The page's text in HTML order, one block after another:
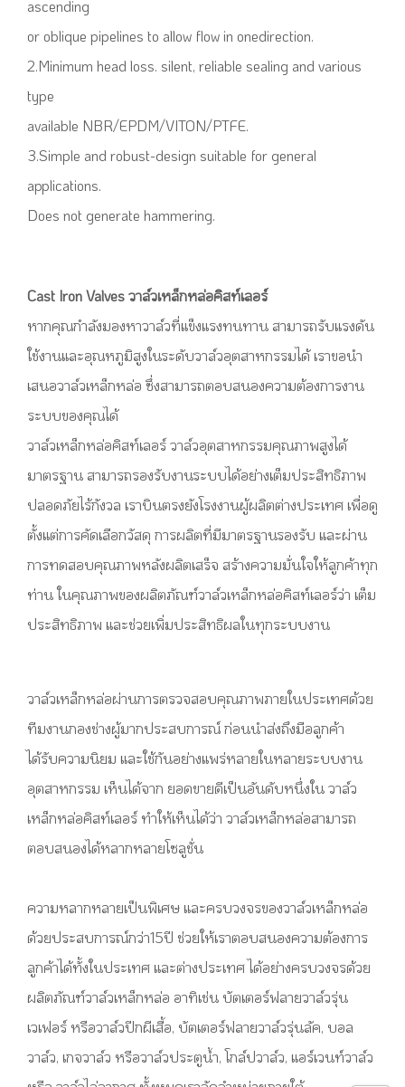
ascending
or oblique pipelines to allow flow in onedirection.
2.Minimum head loss. silent, reliable sealing and various
type
available NBR/EPDM/VITON/PTFE.
3.Simple and robust-design suitable for general
applications.
Does not generate hammering.
Cast Iron Valves วาล์วเหล็กหล่อคิสท์เลอร์
หากคุณกำลังมองหาวาล์วที่แข็งแรงทนทาน สามารถรับแรงดัน
ใช้งานและอุณหภูมิสูงในระดับวาล์วอุตสาหกรรมได้ เราขอนำ
เสนอวาล์วเหล็กหล่อ ซึ่งสามารถตอบสนองความต้องการงาน
ระบบของคุณได้
วาล์วเหล็กหล่อคิสท์เลอร์ วาล์วอุตสาหกรรมคุณภาพสูงได้
มาตรฐาน สามารถรองรับงานระบบได้อย่างเต็มประสิทธิภาพ
ปลอดภัยไร้กังวล เราบินตรงยังโรงงานผู้ผลิตต่างประเทศ เพื่อดู
ตั้งแต่การคัดเลือกวัสดุ การผลิตที่มีมาตรฐานรองรับ และผ่าน
การทดสอบคุณภาพหลังผลิตเสร็จ สร้างความมั่นใจให้ลูกค้าทุก
ท่าน ในคุณภาพของผลิตภัณฑ์วาล์วเหล็กหล่อคิสท์เลอร์ว่า เต็ม
ประสิทธิภาพ และช่วยเพิ่มประสิทธิผลในทุกระบบงาน
วาล์วเหล็กหล่อผ่านการตรวจสอบคุณภาพภายในประเทศด้วย
ทีมงานกองช่างผู้มากประสบการณ์ ก่อนนำส่งถึงมือลูกค้า
ได้รับความนิยม และใช้กันอย่างแพร่หลายในหลายระบบงาน
อุตสาหกรรม เห็นได้จาก ยอดขายดีเป็นอันดับหนึ่งใน วาล์ว
เหล็กหล่อคิสท์เลอร์ ทำให้เห็นได้ว่า วาล์วเหล็กหล่อสามารถ
ตอบสนองได้หลากหลายโซลูชั่น
ความหลากหลายเป็นพิเศษ และครบวงจรของวาล์วเหล็กหล่อ
ด้วยประสบการณ์กว่า15ปี ช่วยให้เราตอบสนองความต้องการ
ลูกค้าได้ทั้งในประเทศ และต่างประเทศ ได้อย่างครบวงจรด้วย
ผลิตภัณฑ์วาล์วเหล็กหล่อ อาทิเช่น บัตเตอร์ฟลายวาล์วรุ่น
เวเฟอร์ หรือวาล์วปีกผีเสื้อ, บัตเตอร์ฟลายวาล์วรุ่นลัค, บอล
วาล์ว, เกจวาล์ว หรือวาล์วประตูน้ำ, โกล์ปวาล์ว, แอร์เวนท์วาล์ว